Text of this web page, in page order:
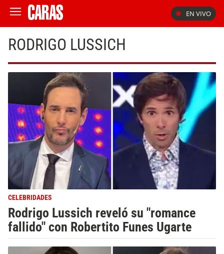
EN VIVO
RODRIGO LUSSICH
CELEBRIDADES
Rodrigo Lussich reveló su "romance
fallido" con Robertito Funes Ugarte